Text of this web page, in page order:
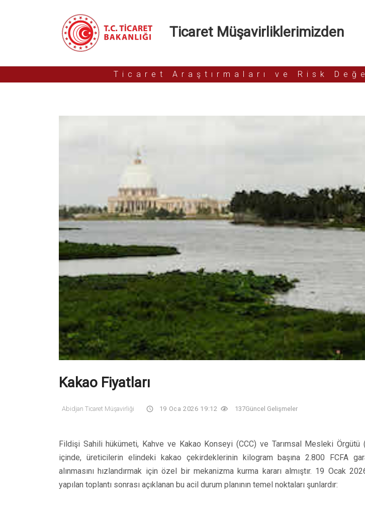
Ticaret Müşavirliklerimizden
Ticaret Araştırmaları ve Risk
Kakao Fiyatları
Abidjan Ticaret Müşavirliği 19 Oca 2026 19:12 137Güncel Gelişmeler
Fildişi Sahili hükümeti, Kahve ve Kakao Konseyi (CCC) ve Tarımsal Mesleki
içinde, üreticilerin elindeki kakao çekirdeklerinin kilogram başına 2.800 FCFA
alınmasını hızlandırmak için özel bir mekanizma kurma kararı almıştır. 19 Ocak
yapılan toplantı sonrası açıklanan bu acil durum planının temel noktaları şunlardır: